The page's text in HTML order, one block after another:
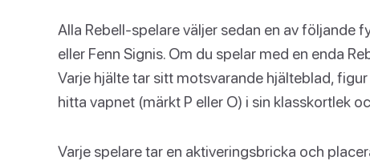
Alla Rebell-spelare väljer sedan en av följande
eller Fenn Signis. Om du spelar med en enda
Varje hjälte tar sitt motsvarande hjälteblad,
hitta vapnet (märkt P eller O) i sin klasskortlek
Varje spelare tar en aktiveringsbricka och